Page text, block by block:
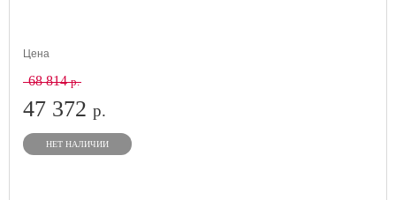
Цена
68 814р.
47 372 р.
НЕТ НАЛИЧИИ